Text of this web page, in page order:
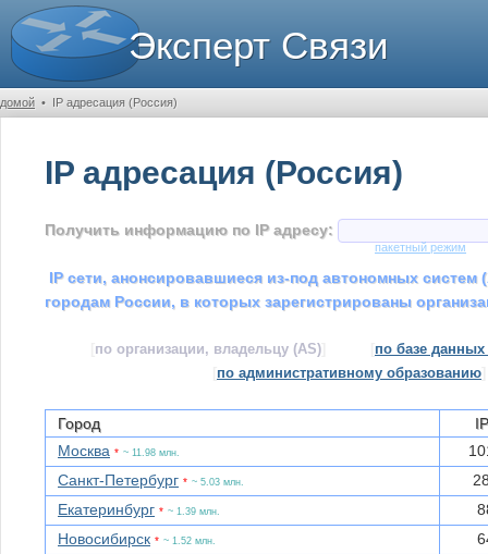
Эксперт Связи
домой • IP адресация (Россия)
IP адресация (Россия)
Получить информацию по IP адресу:
пакетный режим
IP сети, анонсировавшиеся из-под автономных систем
городам России, в которых зарегистрированы
по организации, владельцу (AS)]
по базе данных
по административному образованию
Город
Москва * ~ 11.98 млн.
Санкт-Петербург * ~ 5.03 млн.
Екатеринбург * ~ 1.39 млн.
Новосибирск * ~ 1.52 млн.